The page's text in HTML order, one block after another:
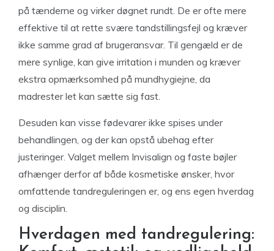
på tænderne og virker døgnet rundt. De er ofte mere
effektive til at rette svære tandstillingsfejl og kræver
ikke samme grad af brugeransvar. Til gengæld er de
mere synlige, kan give irritation i munden og kræver
ekstra opmærksomhed på mundhygiejne, da
madrester let kan sætte sig fast.
Desuden kan visse fødevarer ikke spises under
behandlingen, og der kan opstå ubehag efter
justeringer. Valget mellem Invisalign og faste bøjler
afhænger derfor af både kosmetiske ønsker, hvor
omfattende tandreguleringen er, og ens egen hverdag
og disciplin.
Hverdagen med tandregulering: